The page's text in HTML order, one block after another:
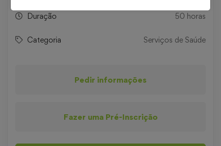
Duração 50 horas
Categoria Serviços de Saúde
Pedir informações
Fazer uma Pré-Inscrição